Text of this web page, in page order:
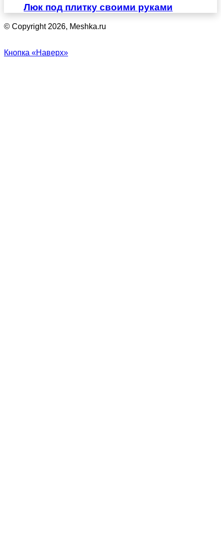
Люк под плитку своими руками
© Copyright 2026, Meshka.ru
Кнопка «Наверх»